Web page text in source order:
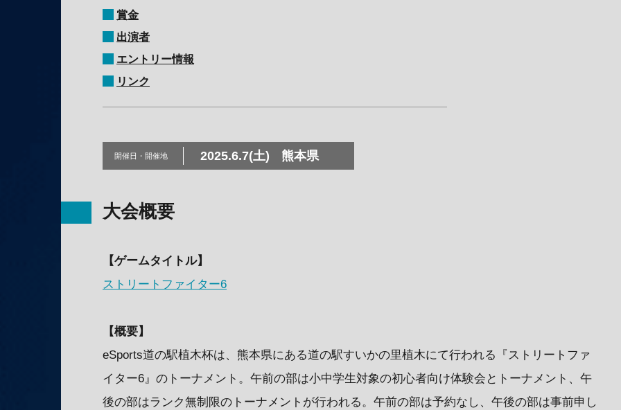
賞金
出演者
エントリー情報
リンク
開催日・ 開催地 2025.6.7(土) 熊本県
大会概要
【ゲームタイトル】
ストリートファイター6
【概要】
eSports道の駅植木杯は、熊本県にある道の駅すいかの里植木にて行われる『ストリートファ
イター6』のトーナメント。午前の部は小中学生対象の初心者向け体験会とトーナメント、午
後の部はランク無制限のトーナメントが行われる。午前の部は予約なし、午後の部は事前申し